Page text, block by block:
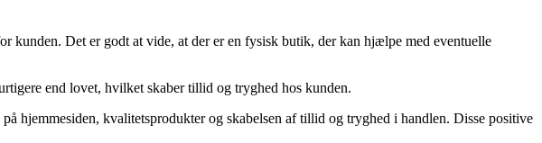
Det er godt at vide, at der er en fysisk butik, der kan hjælpe med eventuelle
end lovet, hvilket skaber tillid og tryghed hos kunden.
hjemmesiden, kvalitetsprodukter og skabelsen af tillid og tryghed i handlen. Disse positive